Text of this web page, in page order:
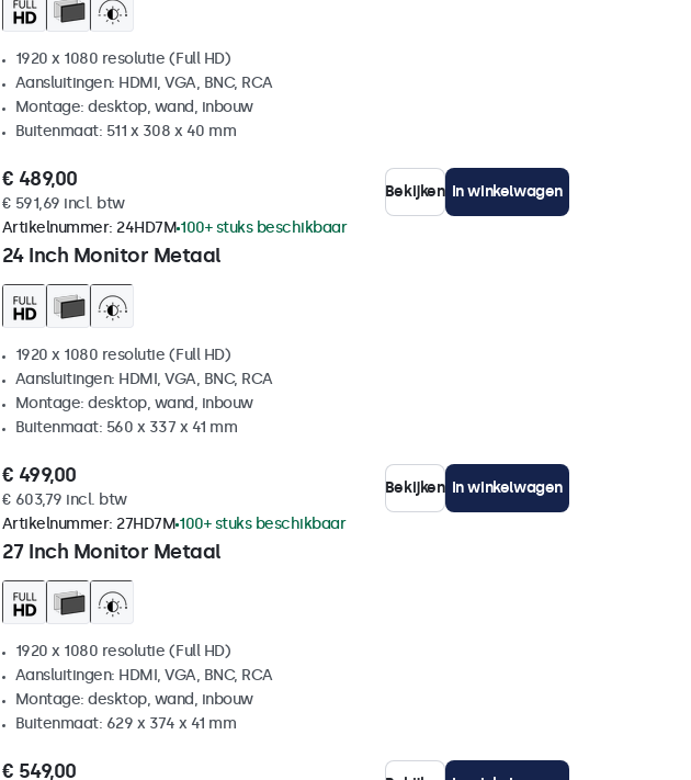
1920 x 1080 resolutie (Full HD)
Aansluitingen: HDMI, VGA, BNC, RCA
Montage: desktop, wand, inbouw
Buitenmaat: 511 x 308 x 40 mm
€ 489,00
€ 591,69 incl. btw
Bekijken In winkelwagen
24 Inch Monitor Metaal
Artikelnummer: 24HD7M 100+ stuks beschikbaar
1920 x 1080 resolutie (Full HD)
Aansluitingen: HDMI, VGA, BNC, RCA
Montage: desktop, wand, inbouw
Buitenmaat: 560 x 337 x 41 mm
€ 499,00
€ 603,79 incl. btw
Bekijken In winkelwagen
27 Inch Monitor Metaal
Artikelnummer: 27HD7M 100+ stuks beschikbaar
1920 x 1080 resolutie (Full HD)
Aansluitingen: HDMI, VGA, BNC, RCA
Montage: desktop, wand, inbouw
Buitenmaat: 629 x 374 x 41 mm
€ 549,00